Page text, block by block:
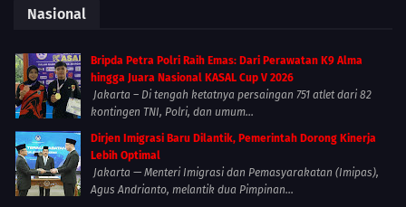
Nasional
Bripda Petra Polri Raih Emas: Dari Perawatan K9 Alma
hingga Juara Nasional KASAL Cup V 2026
Jakarta – Di tengah ketatnya persaingan 751 atlet dari 82
kontingen TNI, Polri, dan umum...
Dirjen Imigrasi Baru Dilantik, Pemerintah Dorong Kinerja
Lebih Optimal
Jakarta — Menteri Imigrasi dan Pemasyarakatan (Imipas),
Agus Andrianto, melantik dua Pimpinan...